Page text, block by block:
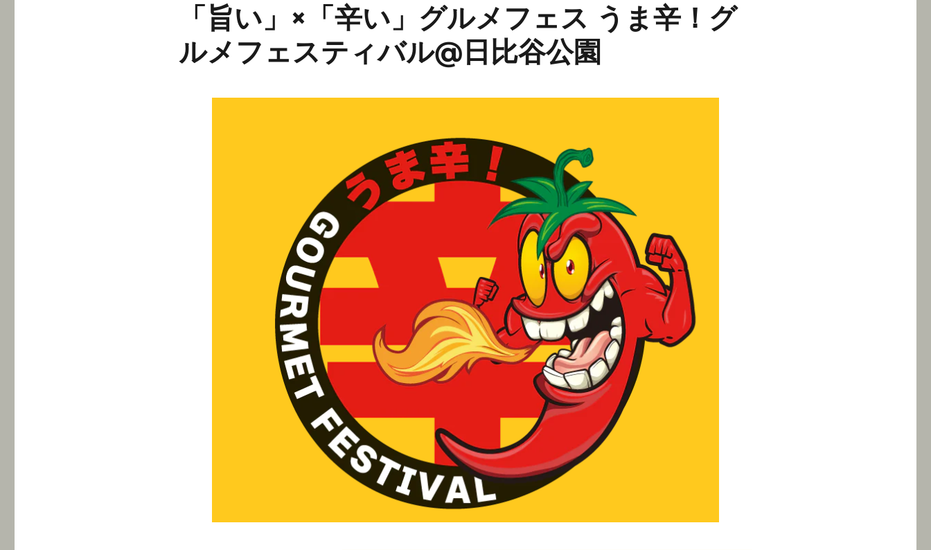
「旨い」×「辛い」グルメフェス うま辛！グ
ルメフェスティバル@日比谷公園